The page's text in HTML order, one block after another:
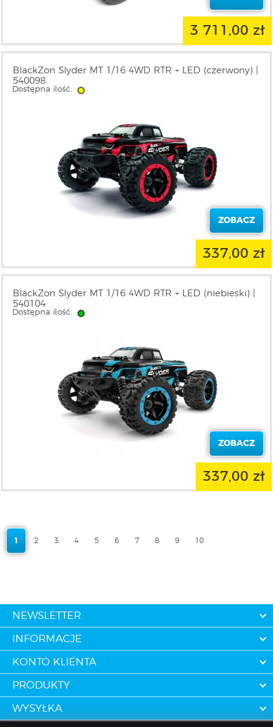
3 711,00 zł
BlackZon Slyder MT 1/16 4WD RTR + LED (czerwony) |
540098
Dostępna ilość:
ZOBACZ
337,00 zł
BlackZon Slyder MT 1/16 4WD RTR + LED (niebieski) |
540104
Dostępna ilość:
ZOBACZ
337,00 zł
1 2 3 4 5 6 7 8 9 10
NEWSLETTER
INFORMACJE
KONTO KLIENTA
PRODUKTY
WYSYŁKA